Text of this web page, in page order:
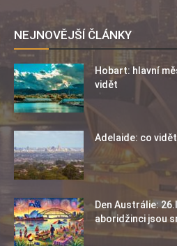
NEJNOVĚJŠÍ ČLÁNKY
Hobart: hlavní
vidět
Adelaide: co
Den Austrálie:
aboridžinci jsou